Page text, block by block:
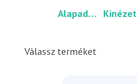
Alapadatok Kinézet
Válassz terméket